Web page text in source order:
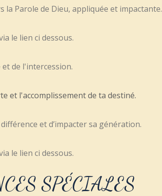
Parole de Dieu, appliquée et impactante.
le lien ci dessous.
de l'intercession.
et l'accomplissement de ta destiné.
et d’impacter sa génération.
le lien ci dessous.
SPÉCIALES